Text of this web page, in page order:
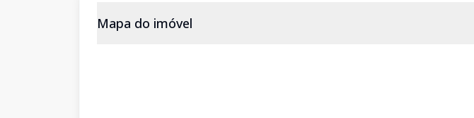
Mapa do imóvel